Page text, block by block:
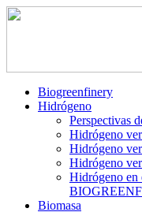
Biogreenfinery
Hidrógeno
Perspectivas
Hidrógeno
Hidrógeno
Hidrógeno
Hidrógeno en
Biomasa